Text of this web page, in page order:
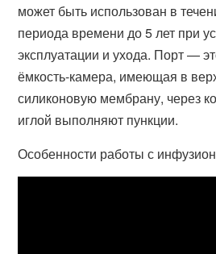
может быть использован в
периода времени до 5 лет при
эксплуатации и ухода. Порт —
ёмкость-камера, имеющая в
силиконовую мембрану, через
иглой выполняют пункции.
Особенности работы с